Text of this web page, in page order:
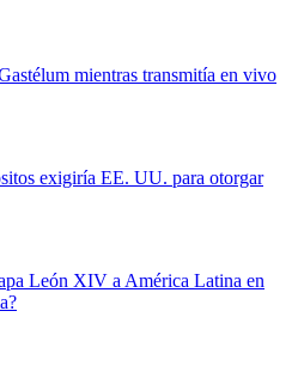
mientras transmitía en vivo
exigiría EE. UU. para otorgar
León XIV a América Latina en